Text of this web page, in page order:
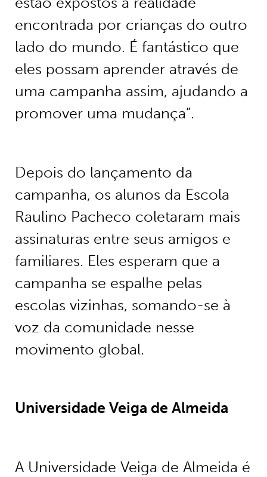
encontrada por crianças do outro
lado do mundo. É fantástico que
eles possam aprender através de
uma campanha assim, ajudando a
promover uma mudança”.
Depois do lançamento da
campanha, os alunos da Escola
Raulino Pacheco coletaram mais
assinaturas entre seus amigos e
familiares. Eles esperam que a
campanha se espalhe pelas
escolas vizinhas, somando-se à
voz da comunidade nesse
movimento global.
Universidade Veiga de Almeida
A Universidade Veiga de Almeida é